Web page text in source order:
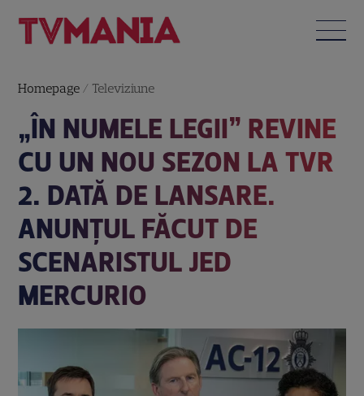
Homepage / Televiziune
„ÎN NUMELE LEGII” REVINE
CU UN NOU SEZON LA TVR
2. DATĂ DE LANSARE.
ANUNȚUL FĂCUT DE
SCENARISTUL JED
MERCURIO